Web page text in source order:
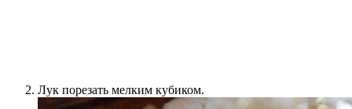
Лук порезать мелким кубиком.